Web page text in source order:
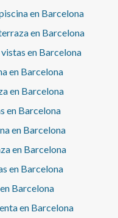
vistas a Barcelona. El
de parking.
de confort: •
frío/calor
que aportan calidez •
y
y a estrenar Un
modernista y
el Eixample con estilo,
rodeado de la mejor
de la ciudad.* En
Ley 18/2007
€ / m2 Respecto a
informativo
en Barcelona
en Barcelona
en Barcelona
en Barcelona
en Barcelona
en Barcelona
en Barcelona
en Barcelona
en Barcelona
Barcelona
en Barcelona